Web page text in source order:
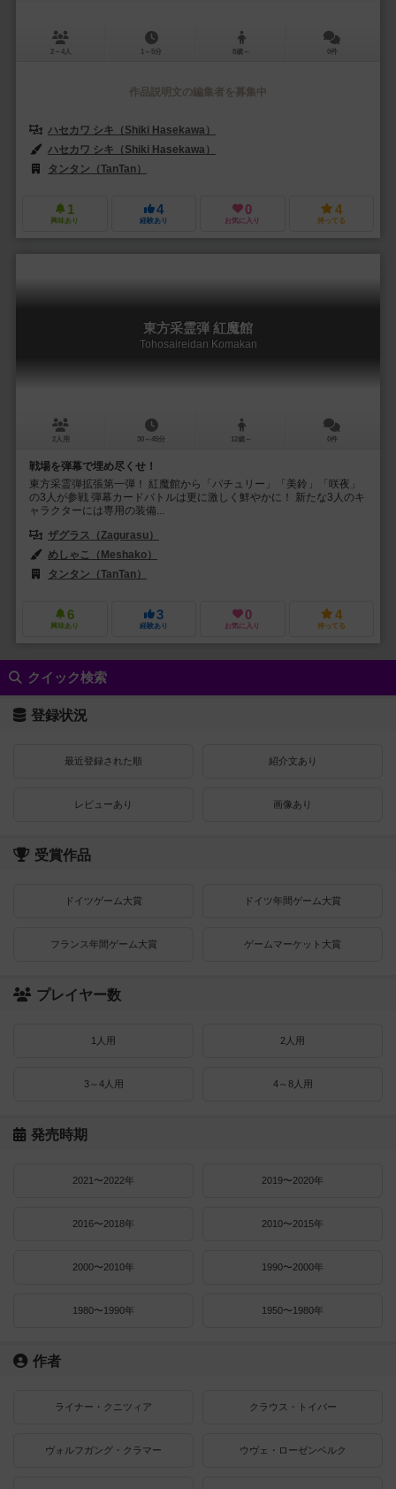
2～4人 1～5分 8歳～ 0件
作品説明文の編集者を募集中
ハセカワ シキ（Shiki Hasekawa）
ハセカワ シキ（Shiki Hasekawa）
タンタン（TanTan）
1
興味あり
4
経験あり
0
お気に入り
4
持ってる
東方采霊弾 紅魔館
Tohosaireidan Komakan
2人用 30～45分 12歳～ 0件
戦場を弾幕で埋め尽くせ！
東方采霊弾拡張第一弾！ 紅魔館から「パチュリー」「美鈴」「咲夜」
の3人が参戦 弾幕カードバトルは更に激しく鮮やかに！ 新たな3人のキ
ャラクターには専用の装備...
ザグラス（Zagurasu）
めしゃこ（Meshako）
タンタン（TanTan）
6
興味あり
3
経験あり
0
お気に入り
4
持ってる
クイック検索
登録状況
最近登録された順 紹介文あり
レビューあり 画像あり
受賞作品
ドイツゲーム大賞 ドイツ年間ゲーム大賞
フランス年間ゲーム大賞 ゲームマーケット大賞
プレイヤー数
1人用 2人用
3～4人用 4～8人用
発売時期
2021〜2022年 2019〜2020年
2016〜2018年 2010〜2015年
2000〜2010年 1990〜2000年
1980〜1990年 1950〜1980年
作者
ライナー・クニツィア クラウス・トイバー
ヴォルフガング・クラマー ウヴェ・ローゼンベルク